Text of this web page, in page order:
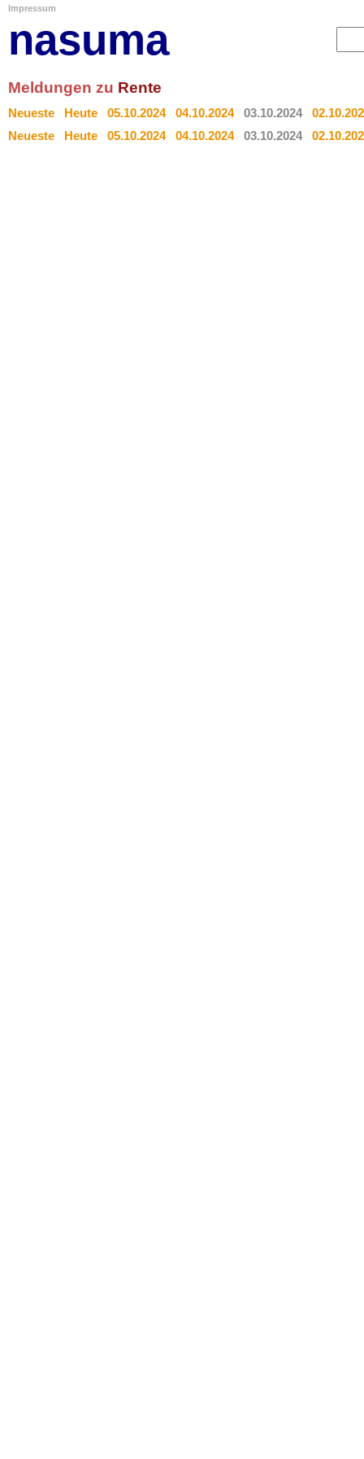
Impressum
nasuma
Meldungen zu Rente
Neueste Heute 05.10.2024 04.10.2024 03.10.2024
Neueste
Heute 05.10.2024 04.10.2024 03.10.2024